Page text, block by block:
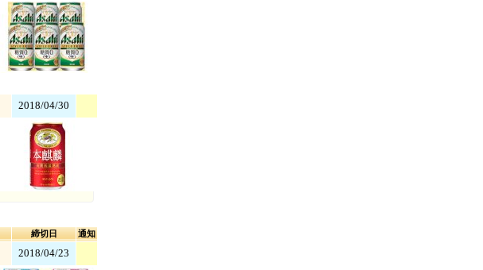
2018/04/30
締切日 通知
2018/04/23